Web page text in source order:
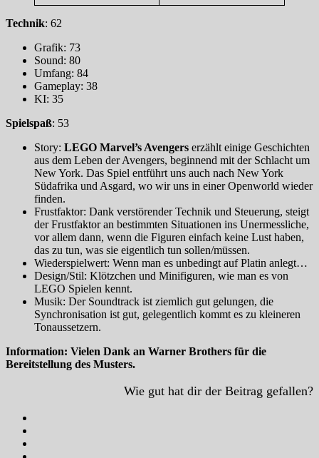
Technik: 62
Grafik: 73
Sound: 80
Umfang: 84
Gameplay: 38
KI: 35
Spielspaß: 53
Story: LEGO Marvel’s Avengers erzählt einige Geschichten
aus dem Leben der Avengers, beginnend mit der Schlacht um
New York. Das Spiel entführt uns auch nach New York
Südafrika und Asgard, wo wir uns in einer Openworld wieder
finden.
Frustfaktor: Dank verstörender Technik und Steuerung, steigt
der Frustfaktor an bestimmten Situationen ins Unermessliche,
vor allem dann, wenn die Figuren einfach keine Lust haben,
das zu tun, was sie eigentlich tun sollen/müssen.
Wiederspielwert: Wenn man es unbedingt auf Platin anlegt…
Design/Stil: Klötzchen und Minifiguren, wie man es von
LEGO Spielen kennt.
Musik: Der Soundtrack ist ziemlich gut gelungen, die
Synchronisation ist gut, gelegentlich kommt es zu kleineren
Tonaussetzern.
Information: Vielen Dank an Warner Brothers für die
Bereitstellung des Musters.
Wie gut hat dir der Beitrag gefallen?